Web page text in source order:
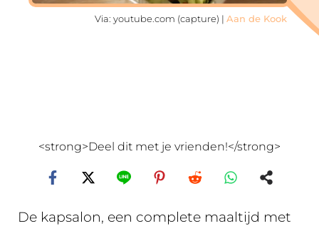
Via: youtube.com (capture) | Aan de Kook
<strong>Deel dit met je vrienden!</strong>
De kapsalon, een complete maaltijd met